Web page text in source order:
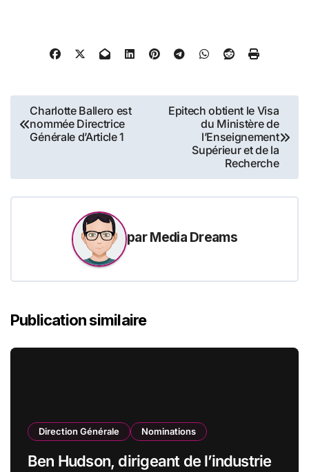
Navigation
de
Charlotte Ballero est
nommée Directrice
Générale d’Article 1
Epitech obtient le Visa
du Ministère de
l’Enseignement
Supérieur et de la
Recherche
parMedia Dreams
Publication similaire
Direction Générale Nominations
Ben Hudson, dirigeant de l’industrie